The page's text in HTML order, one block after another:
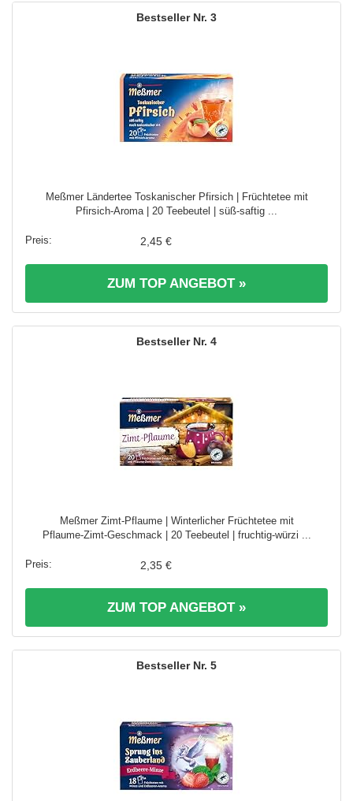
3
Meßmer Ländertee Toskanischer Pfirsich | Früchtetee mit
Pfirsich-Aroma | 20 Teebeutel | süß-saftig ...
2,45 €
ZUM TOP ANGEBOT »
4
Meßmer Zimt‑Pflaume | Winterlicher Früchtetee mit
Pflaume‑Zimt‑Geschmack | 20 Teebeutel | fruchtig‑würzi ...
2,35 €
ZUM TOP ANGEBOT »
5